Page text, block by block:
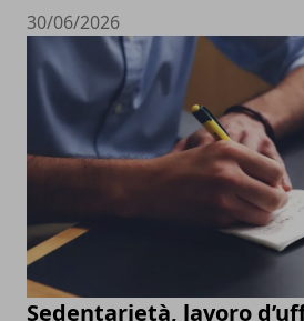
30/06/2026
Sedentarietà, lavoro